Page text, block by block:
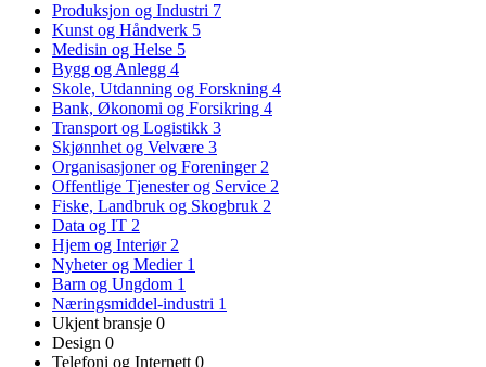
Produksjon og Industri 7
Kunst og Håndverk 5
Medisin og Helse 5
Bygg og Anlegg 4
Skole, Utdanning og Forskning 4
Bank, Økonomi og Forsikring 4
Transport og Logistikk 3
Skjønnhet og Velvære 3
Organisasjoner og Foreninger 2
Offentlige Tjenester og Service 2
Fiske, Landbruk og Skogbruk 2
Data og IT 2
Hjem og Interiør 2
Nyheter og Medier 1
Barn og Ungdom 1
Næringsmiddel-industri 1
Ukjent bransje 0
Design 0
Telefoni og Internett 0